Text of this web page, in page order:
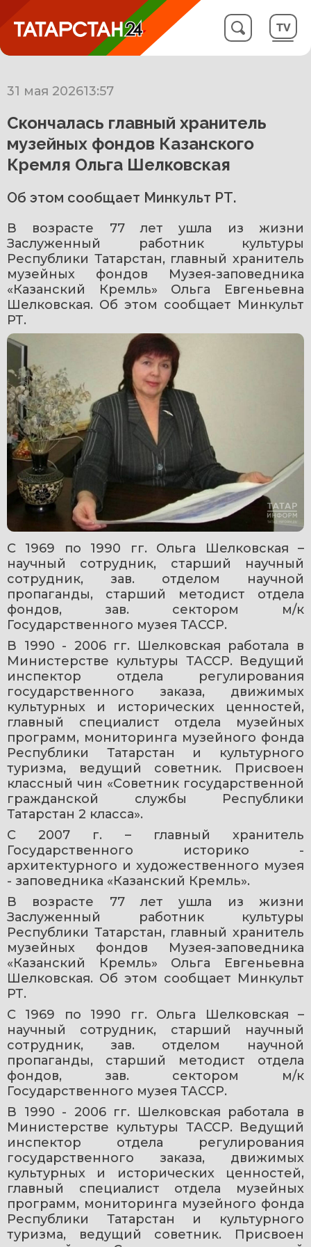
31 мая 202613:57
Скончалась главный хранитель
музейных фондов Казанского
Кремля Ольга Шелковская
Об этом сообщает Минкульт РТ.
В возрасте 77 лет ушла из жизни
Заслуженный работник культуры
Республики Татарстан, главный хранитель
музейных фондов Музея-заповедника
«Казанский Кремль» Ольга Евгеньевна
Шелковская. Об этом сообщает Минкульт
РТ.
С 1969 по 1990 гг. Ольга Шелковская –
научный сотрудник, старший научный
сотрудник, зав. отделом научной
пропаганды, старший методист отдела
фондов, зав. сектором м/к
Государственного музея ТАССР.
В 1990 - 2006 гг. Шелковская работала в
Министерстве культуры ТАССР. Ведущий
инспектор отдела регулирования
государственного заказа, движимых
культурных и исторических ценностей,
главный специалист отдела музейных
программ, мониторинга музейного фонда
Республики Татарстан и культурного
туризма, ведущий советник. Присвоен
классный чин «Советник государственной
гражданской службы Республики
Татарстан 2 класса».
С 2007 г. – главный хранитель
Государственного историко -
архитектурного и художественного музея
- заповедника «Казанский Кремль».
В возрасте 77 лет ушла из жизни
Заслуженный работник культуры
Республики Татарстан, главный хранитель
музейных фондов Музея-заповедника
«Казанский Кремль» Ольга Евгеньевна
Шелковская. Об этом сообщает Минкульт
РТ.
С 1969 по 1990 гг. Ольга Шелковская –
научный сотрудник, старший научный
сотрудник, зав. отделом научной
пропаганды, старший методист отдела
фондов, зав. сектором м/к
Государственного музея ТАССР.
В 1990 - 2006 гг. Шелковская работала в
Министерстве культуры ТАССР. Ведущий
инспектор отдела регулирования
государственного заказа, движимых
культурных и исторических ценностей,
главный специалист отдела музейных
программ, мониторинга музейного фонда
Республики Татарстан и культурного
туризма, ведущий советник. Присвоен